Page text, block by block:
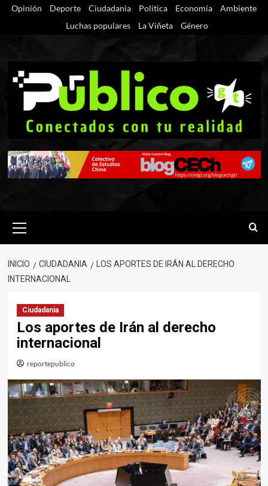
SaltarOpinión Deporte Ciudadania Política Economía
Ambiente
Luchas populares
La Viñeta Género
primario
INICIO CIUDADANIA
LOS APORTES DE IRÁN AL DERECHO
INTERNACIONAL
Ciudadania
Los aportes de Irán al derecho
internacional
reportepublico